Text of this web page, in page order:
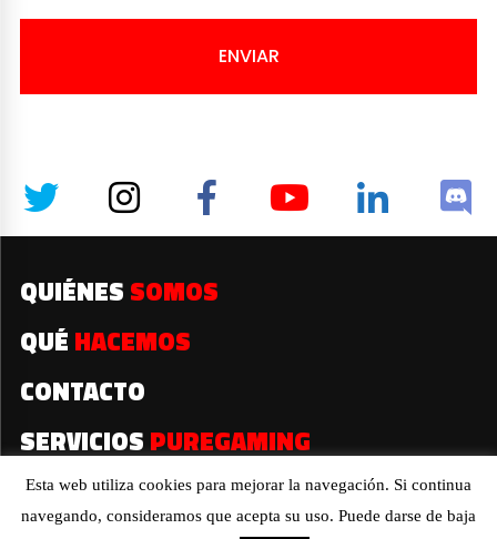
ENVIAR
QUIÉNES SOMOS
QUÉ HACEMOS
CONTACTO
SERVICIOS PUREGAMING
2019© Todos los derechos reservados
Esta web utiliza cookies para mejorar la navegación. Si continua
navegando, consideramos que acepta su uso. Puede darse de baja